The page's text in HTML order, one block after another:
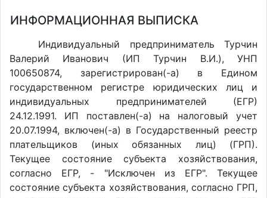
ИНФОРМАЦИОННАЯ ВЫПИСКА
Индивидуальный предприниматель Турчин
Валерий Иванович (ИП Турчин В.И.), УНП
100650874, зарегистрирован(-а) в Едином
государственном регистре юридических лиц и
индивидуальных предпринимателей (ЕГР)
24.12.1991. ИП поставлен(-a) на налоговый учет
20.07.1994, включен(-a) в Государственный реестр
плательщиков (иных обязанных лиц) (ГРП).
Текущее состояние субъекта хозяйствования,
согласно ЕГР, - "Исключен из ЕГР". Текущее
состояние субъекта хозяйствования, согласно ГРП,